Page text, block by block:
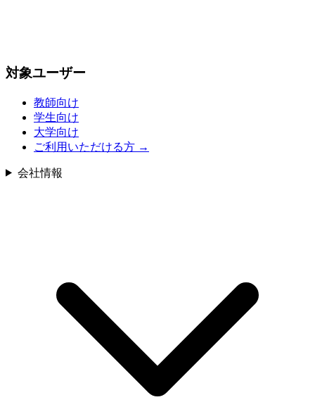
対象ユーザー
教師向け
学生向け
大学向け
ご利用いただける方 →
会社情報